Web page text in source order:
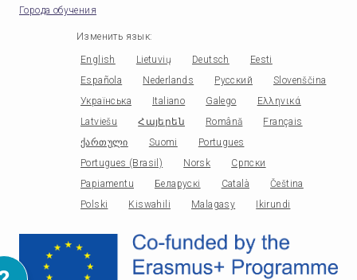
Города обучения
Изменить язык:
English Lietuvių Deutsch
Eesti
Española
Nederlands Русский
Slovenščina
Українська
Italiano Galego
Ελληνικά
Latviešu
Հայերեն Română
Français
ქართული
Suomi
Portugues
Portugues (Brasil)
Norsk
Српски
Papiamentu
Беларускі Català
Čeština
Polski
Kiswahili Malagasy Ikirundi